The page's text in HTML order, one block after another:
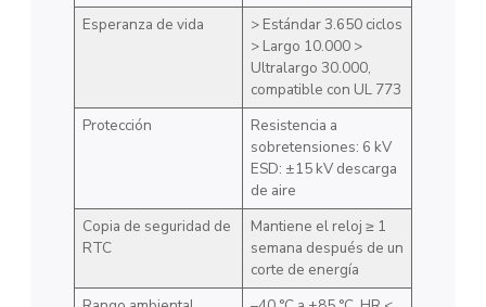
Esperanza de vida
> Estándar 3.650 ciclos
> Largo 10.000 >
Ultralargo 30.000,
compatible con UL 773
Protección
Resistencia a
sobretensiones: 6 kV
ESD: ±15 kV descarga
de aire
Copia de seguridad de
RTC
Mantiene el reloj ≥ 1
semana después de un
corte de energía